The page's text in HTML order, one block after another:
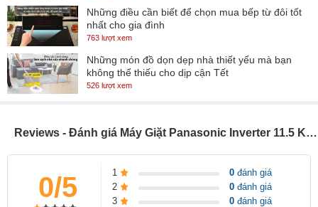
khuẩn, cặn bẩn tích tụ trong máy.
Thiết kế đẹp và bảng điều khiển dễ dàng sử dụng
Những điều cần biết để chọn mua bếp từ đôi tốt
nhất cho gia đình
763 lượt xem
Những món đồ dọn dẹp nhà thiết yếu mà bạn
không thể thiếu cho dịp cận Tết
526 lượt xem
Reviews - Đánh giá Máy Giặt Panasonic Inverter 11.5 Kg NA-FD115W3BV
0/5 1 0 đánh giá
2
0 đánh giá
3
0 đánh giá